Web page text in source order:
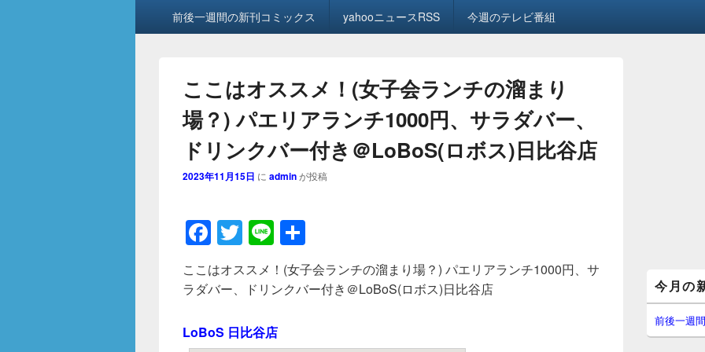
前後一週間の新刊コミックス yahooニュースRSS 今週のテレビ番組
ここはオススメ！(女子会ランチの溜まり
場？) パエリアランチ1000円、サラダバー、
ドリンクバー付き＠LoBoS(ロボス)日比谷店
2023年11月15日 に adminが投稿
F
a
c
b
T
wi
tt
er
Li
n
e
有
ここはオススメ！(女子会ランチの溜まり場？) パエリアランチ1000円、サ
ラダバー、ドリンクバー付き＠LoBoS(ロボス)日比谷店
LoBoS 日比谷店
イ
ン
サ
イ
今月の
前後一週